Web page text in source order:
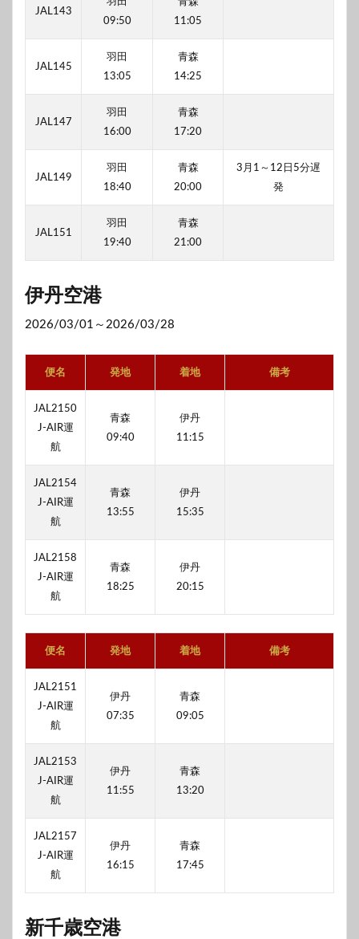
JAL143
09:50
11:05
JAL145
羽田
13:05
青森
14:25
JAL147
羽田
16:00
青森
17:20
JAL149
羽田
18:40
青森
20:00
3月1～12日5分遅
発
JAL151
羽田
19:40
青森
21:00
伊丹空港
2026/03/01～2026/03/28
便名 発地 着地 備考
JAL2150
J-AIR運
航
青森
09:40
伊丹
11:15
JAL2154
J-AIR運
航
青森
13:55
伊丹
15:35
JAL2158
J-AIR運
航
青森
18:25
伊丹
20:15
便名 発地 着地 備考
JAL2151
J-AIR運
航
伊丹
07:35
青森
09:05
JAL2153
J-AIR運
航
伊丹
11:55
青森
13:20
JAL2157
J-AIR運
航
伊丹
16:15
青森
17:45
新千歳空港